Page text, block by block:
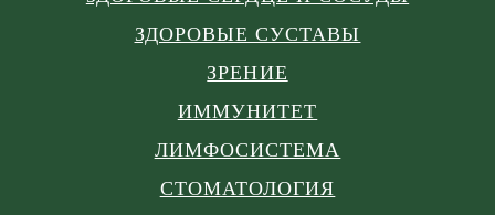
ЗДОРОВЫЕ СУСТАВЫ
ЗРЕНИЕ
ИММУНИТЕТ
ЛИМФОСИСТЕМА
СТОМАТОЛОГИЯ